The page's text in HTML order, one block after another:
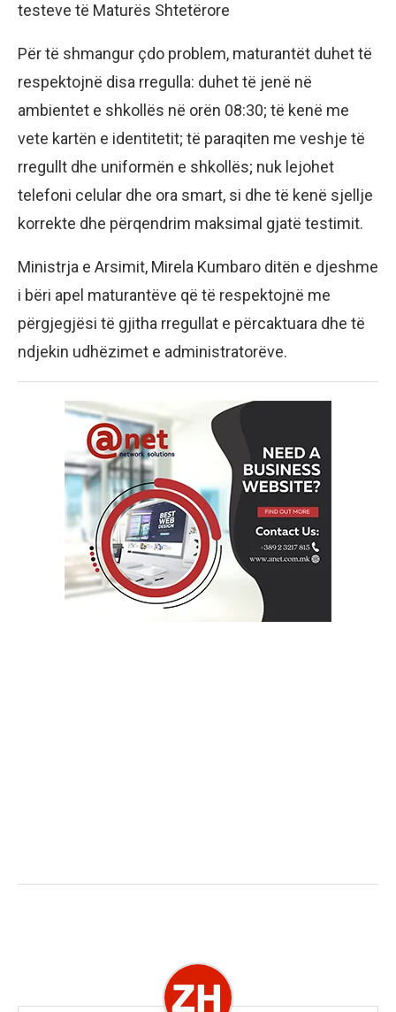
testeve të Maturës Shtetërore
Për të shmangur çdo problem, maturantët duhet të
respektojnë disa rregulla: duhet të jenë në
ambientet e shkollës në orën 08:30; të kenë me
vete kartën e identitetit; të paraqiten me veshje të
rregullt dhe uniformën e shkollës; nuk lejohet
telefoni celular dhe ora smart, si dhe të kenë sjellje
korrekte dhe përqendrim maksimal gjatë testimit.
Ministrja e Arsimit, Mirela Kumbaro ditën e djeshme
i bëri apel maturantëve që të respektojnë me
përgjegjësi të gjitha rregullat e përcaktuara dhe të
ndjekin udhëzimet e administratorëve.